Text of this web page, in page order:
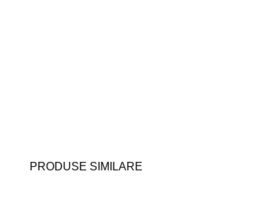
PRODUSE SIMILARE